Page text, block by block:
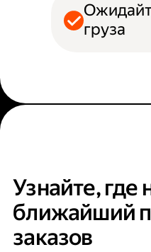
груза
Узнайте, где
ближайший
заказов